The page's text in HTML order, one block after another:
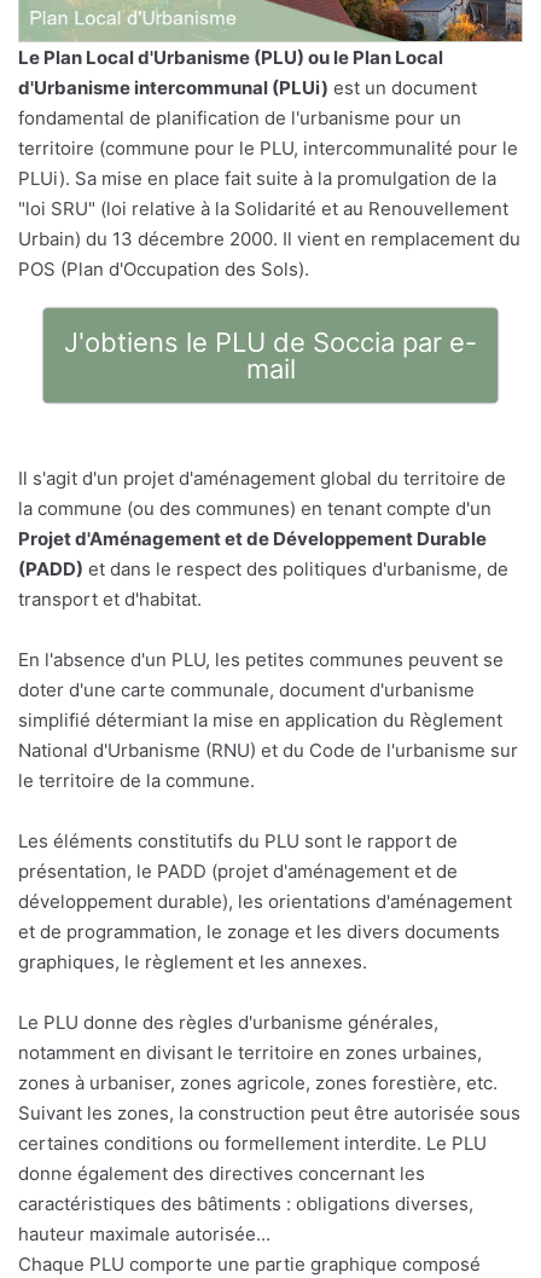
Le Plan Local d'Urbanisme (PLU) ou le Plan Local
d'Urbanisme intercommunal (PLUi) est un document
fondamental de planification de l'urbanisme pour un
territoire (commune pour le PLU, intercommunalité pour le
PLUi). Sa mise en place fait suite à la promulgation de la
"loi SRU" (loi relative à la Solidarité et au Renouvellement
Urbain) du 13 décembre 2000. Il vient en remplacement du
POS (Plan d'Occupation des Sols).
J'obtiens le PLU de Soccia par e-
mail
Il s'agit d'un projet d'aménagement global du territoire de
la commune (ou des communes) en tenant compte d'un
Projet d'Aménagement et de Développement Durable
(PADD) et dans le respect des politiques d'urbanisme, de
transport et d'habitat.
En l'absence d'un PLU, les petites communes peuvent se
doter d'une carte communale, document d'urbanisme
simplifié détermiant la mise en application du Règlement
National d'Urbanisme (RNU) et du Code de l'urbanisme sur
le territoire de la commune.
Les éléments constitutifs du PLU sont le rapport de
présentation, le PADD (projet d'aménagement et de
développement durable), les orientations d'aménagement
et de programmation, le zonage et les divers documents
graphiques, le règlement et les annexes.
Le PLU donne des règles d'urbanisme générales,
notamment en divisant le territoire en zones urbaines,
zones à urbaniser, zones agricole, zones forestière, etc.
Suivant les zones, la construction peut être autorisée sous
certaines conditions ou formellement interdite. Le PLU
donne également des directives concernant les
caractéristiques des bâtiments : obligations diverses,
hauteur maximale autorisée...
Chaque PLU comporte une partie graphique composé